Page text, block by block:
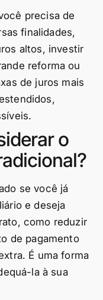
precisa de
finalidades,
altos, investir
reforma ou
de juros mais
o
se você já
e deseja
como reduzir
de pagamento
É uma forma
la à sua